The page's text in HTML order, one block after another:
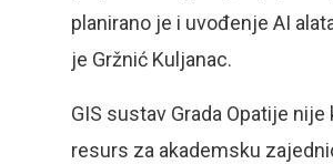
planirano je i uvođenje AI
je Gržnić Kuljanac.
GIS sustav Grada Opatije
resurs za akademsku